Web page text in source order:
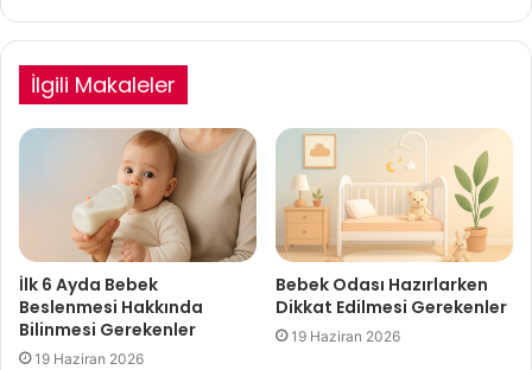
İlgili Makaleler
İlk 6 Ayda Bebek
Beslenmesi Hakkında
Bilinmesi Gerekenler
19 Haziran 2026
Bebek Odası Hazırlarken
Dikkat Edilmesi Gerekenler
19 Haziran 2026